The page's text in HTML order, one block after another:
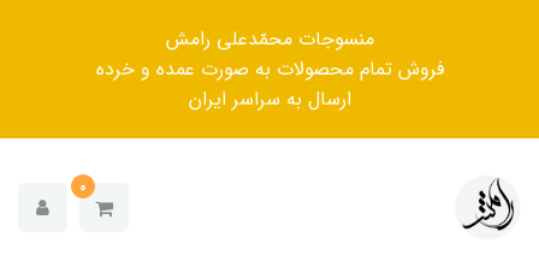
منسوجات محمّدعلی رامش
فروش تمام محصولات به صورت عمده و خرده
ارسال به سراسر ایران
0